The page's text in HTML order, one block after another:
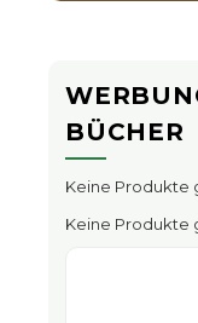
BÜCHER
Keine Produkte
Keine Produkte